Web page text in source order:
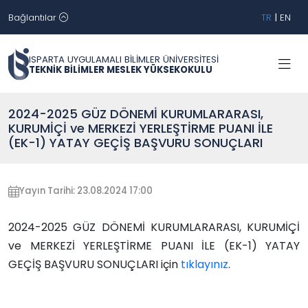
Bağlantılar TR | EN
ISPARTA UYGULAMALI BİLİMLER ÜNİVERSİTESİ
TEKNİK BİLİMLER MESLEK YÜKSEKOKULU
2024-2025 GÜZ DÖNEMİ KURUMLARARASI,
KURUMİÇİ ve MERKEZİ YERLEŞTİRME PUANI İLE
(EK-1) YATAY GEÇİŞ BAŞVURU SONUÇLARI
Yayın Tarihi: 23.08.2024 17:00
2024-2025 GÜZ DÖNEMİ KURUMLARARASI, KURUMİÇİ
ve MERKEZİ YERLEŞTİRME PUANI İLE (EK-1) YATAY
GEÇİŞ BAŞVURU SONUÇLARI için tıklayınız.